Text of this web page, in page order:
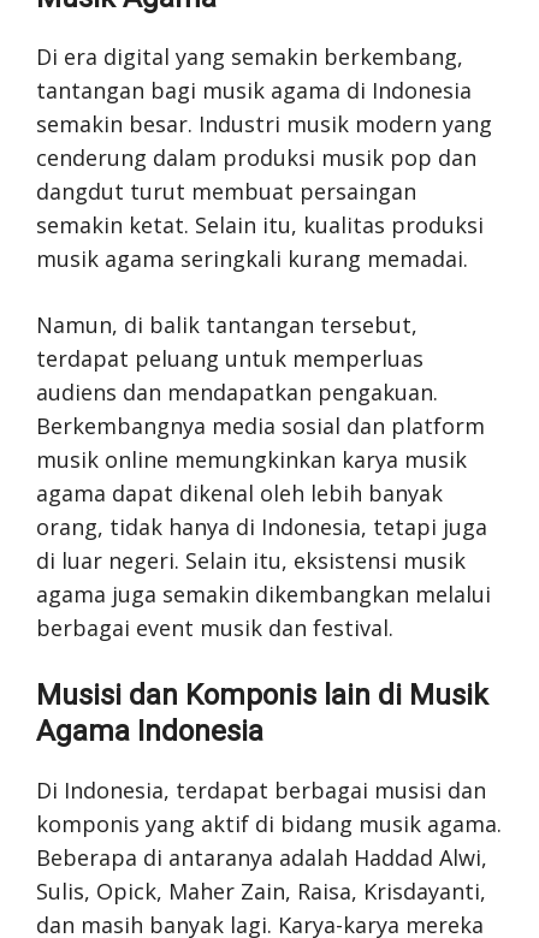
Di era digital yang semakin berkembang,
tantangan bagi musik agama di Indonesia
semakin besar. Industri musik modern yang
cenderung dalam produksi musik pop dan
dangdut turut membuat persaingan
semakin ketat. Selain itu, kualitas produksi
musik agama seringkali kurang memadai.
Namun, di balik tantangan tersebut,
terdapat peluang untuk memperluas
audiens dan mendapatkan pengakuan.
Berkembangnya media sosial dan platform
musik online memungkinkan karya musik
agama dapat dikenal oleh lebih banyak
orang, tidak hanya di Indonesia, tetapi juga
di luar negeri. Selain itu, eksistensi musik
agama juga semakin dikembangkan melalui
berbagai event musik dan festival.
Musisi dan Komponis lain di Musik
Agama Indonesia
Di Indonesia, terdapat berbagai musisi dan
komponis yang aktif di bidang musik agama.
Beberapa di antaranya adalah Haddad Alwi,
Sulis, Opick, Maher Zain, Raisa, Krisdayanti,
dan masih banyak lagi. Karya-karya mereka